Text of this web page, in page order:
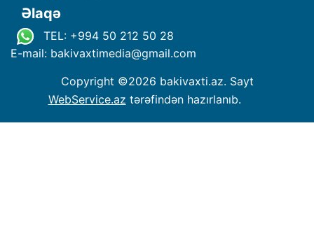
Əlaqə
TEL: +994 50 212 50 28
E-mail: bakivaxtimedia@gmail.com
Copyright ©2026 bakivaxti.az. Sayt
WebService.az tərəfindən hazırlanıb.